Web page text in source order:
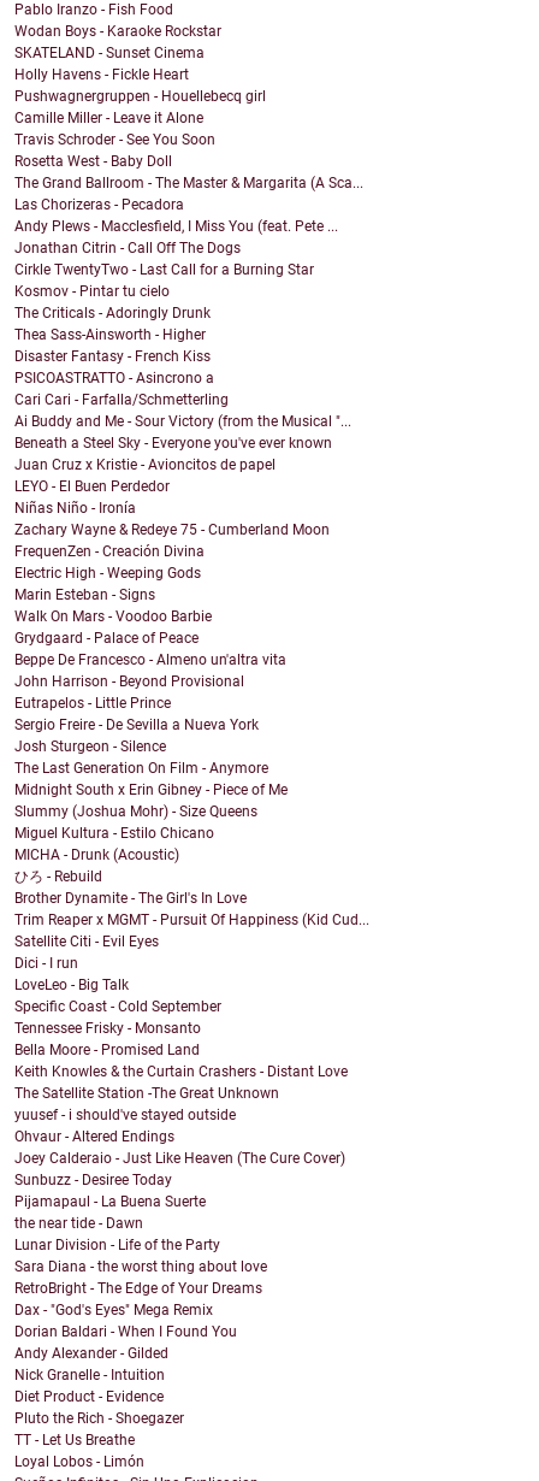
Pablo Iranzo - Fish Food
Wodan Boys - Karaoke Rockstar
SKATELAND - Sunset Cinema
Holly Havens - Fickle Heart
Pushwagnergruppen - Houellebecq girl
Camille Miller - Leave it Alone
Travis Schroder - See You Soon
Rosetta West - Baby Doll
The Grand Ballroom - The Master & Margarita (A Sca...
Las Chorizeras - Pecadora
Andy Plews - Macclesfield, I Miss You (feat. Pete ...
Jonathan Citrin - Call Off The Dogs
Cirkle TwentyTwo - Last Call for a Burning Star
Kosmov - Pintar tu cielo
The Criticals - Adoringly Drunk
Thea Sass-Ainsworth - Higher
Disaster Fantasy - French Kiss
PSICOASTRATTO - Asincrono a
Cari Cari - Farfalla/Schmetterling
Ai Buddy and Me - Sour Victory (from the Musical "...
Beneath a Steel Sky - Everyone you've ever known
Juan Cruz x Kristie - Avioncitos de papel
LEYO - El Buen Perdedor
Niñas Niño - Ironía
Zachary Wayne & Redeye 75 - Cumberland Moon
FrequenZen - Creación Divina
Electric High - Weeping Gods
Marin Esteban - Signs
Walk On Mars - Voodoo Barbie
Grydgaard - Palace of Peace
Beppe De Francesco - Almeno un'altra vita
John Harrison - Beyond Provisional
Eutrapelos - Little Prince
Sergio Freire - De Sevilla a Nueva York
Josh Sturgeon - Silence
The Last Generation On Film - Anymore
Midnight South x Erin Gibney - Piece of Me
Slummy (Joshua Mohr) - Size Queens
Miguel Kultura - Estilo Chicano
MICHA - Drunk (Acoustic)
ひろ - Rebuild
Brother Dynamite - The Girl's In Love
Trim Reaper x MGMT - Pursuit Of Happiness (Kid Cud...
Satellite Citi - Evil Eyes
Dici - I run
LoveLeo - Big Talk
Specific Coast - Cold September
Tennessee Frisky - Monsanto
Bella Moore - Promised Land
Keith Knowles & the Curtain Crashers - Distant Love
The Satellite Station -The Great Unknown
yuusef - i should've stayed outside
Ohvaur - Altered Endings
Joey Calderaio - Just Like Heaven (The Cure Cover)
Sunbuzz - Desiree Today
Pijamapaul - La Buena Suerte
the near tide - Dawn
Lunar Division - Life of the Party
Sara Diana - the worst thing about love
RetroBright - The Edge of Your Dreams
Dax - "God's Eyes" Mega Remix
Dorian Baldari - When I Found You
Andy Alexander - Gilded
Nick Granelle - Intuition
Diet Product - Evidence
Pluto the Rich - Shoegazer
TT - Let Us Breathe
Loyal Lobos - Limón